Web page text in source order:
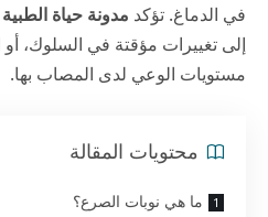
في الدماغ. تؤكد مدونة حياة الطبية
إلى تغييرات مؤقتة في السلوك، أو
مستويات الوعي لدى المصاب بها.
محتويات المقالة
ما هي نوبات الصرع؟